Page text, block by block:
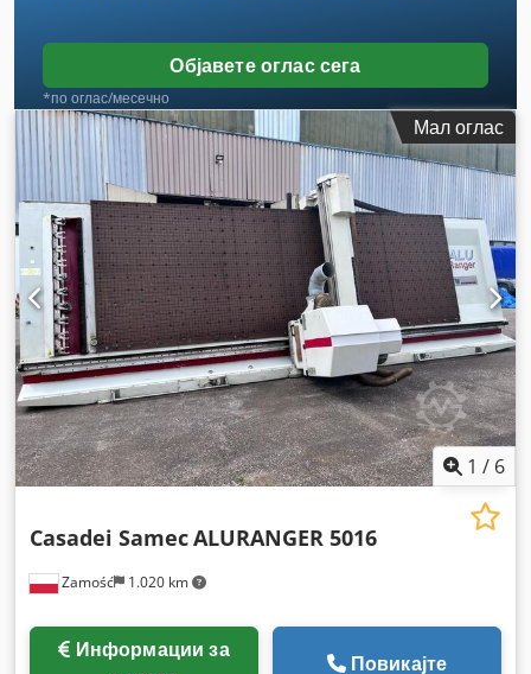
Објавете оглас сега
*по оглас/месечно
Мал оглас
1 / 6
Zamość 1.020 km
Casadei SamecALURANGER 5016
Повикајте